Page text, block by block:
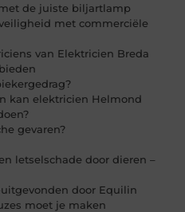
de juiste biljartlamp
met commerciële
van Elektricien Breda
kan elektricien Helmond
gevaren?
letselschade door dieren –
door Equilin
moet je maken